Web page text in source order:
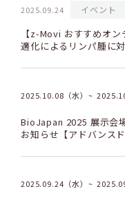
2025.09.24 イベント
【z-Movi おすすめオ
適化によるリンパ腫に
2025.10.08（水）
BioJapan 2025 展示会
お知らせ【アドバンス
2025.09.24（水）